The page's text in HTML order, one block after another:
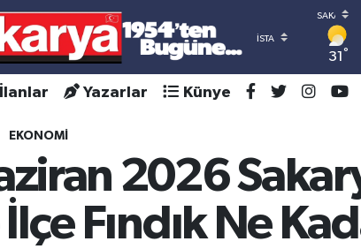
31 °
İlanlar Yazarlar Künye
EKONOMİ
2026
İlçe Fındık Ne